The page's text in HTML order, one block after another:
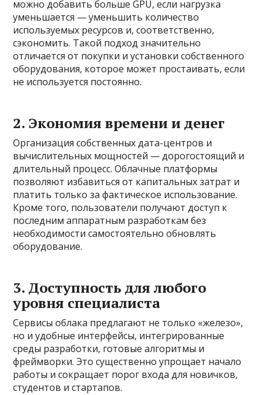
можно добавить больше GPU, если нагрузка
уменьшается — уменьшить количество
используемых ресурсов и, соответственно,
сэкономить. Такой подход значительно
отличается от покупки и установки собственного
оборудования, которое может простаивать, если
не используется постоянно.
2. Экономия времени и денег
Организация собственных дата-центров и
вычислительных мощностей — дорогостоящий и
длительный процесс. Облачные платформы
позволяют избавиться от капитальных затрат и
платить только за фактическое использование.
Кроме того, пользователи получают доступ к
последним аппаратным разработкам без
необходимости самостоятельно обновлять
оборудование.
3. Доступность для любого
уровня специалиста
Сервисы облака предлагают не только «железо»,
но и удобные интерфейсы, интегрированные
среды разработки, готовые алгоритмы и
фреймворки. Это существенно упрощает начало
работы и сокращает порог входа для новичков,
студентов и стартапов.